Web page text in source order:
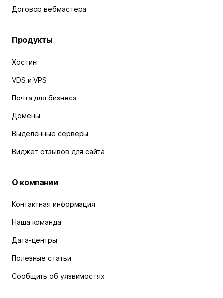
Договор вебмастера
Продукты
Хостинг
VDS и VPS
Почта для бизнеса
Домены
Выделенные серверы
Виджет отзывов для сайта
О компании
Контактная информация
Наша команда
Дата-центры
Полезные статьи
Сообщить об уязвимостях